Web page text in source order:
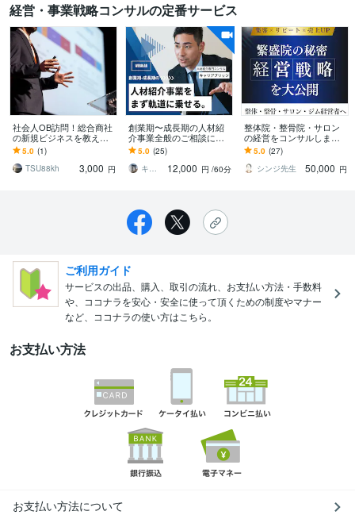
経営・事業戦略コンサルの定番サービス
社会人OB訪問！総合商社
の新規ビジネスを教えま
す ビジネスマン向け！総
合商社ビジネスについて
詳しく簡単に説明！
5.0 (1)
TSU88kh
3,000 円
創業期〜成長期の人材紹
介事業全般のご相談に乗
ります 【紹介事業の成
長・黒字化】には押さえ
るべきポイントがありま
5.0 (25)
キャリアブリッジ（転職市場のリアル）
12,000 円 /60分
整体院・整骨院・サロン
の経営をコンサルします 1
店舗で年商5000万の経営
者が店舗の売上UPを徹底
フォロー
5.0 (27)
シンジ先生
50,000 円
ご利用ガイド
サービスの出品、購入、取引の流れ、お支払い方法・手数料
や、ココナラを安心・安全に使って頂くための制度やマナー
など、ココナラの使い方はこちら。
お支払い方法
お支払い方法について